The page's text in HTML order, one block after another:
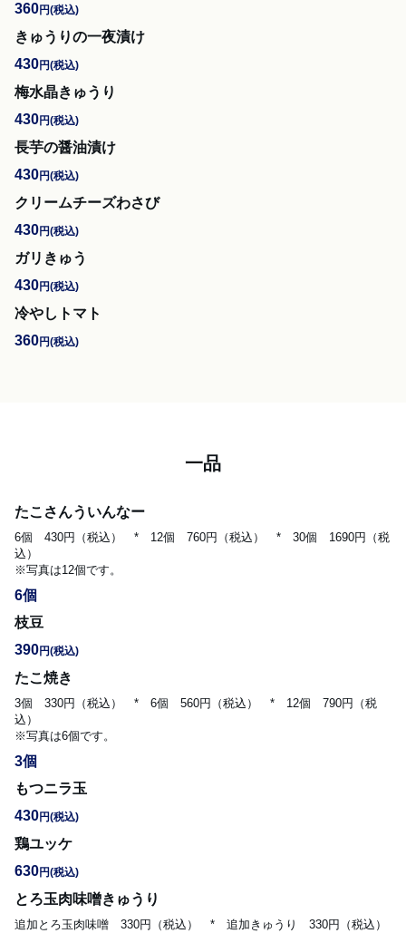
360円(税込)
きゅうりの一夜漬け
430円(税込)
梅水晶きゅうり
430円(税込)
長芋の醤油漬け
430円(税込)
クリームチーズわさび
430円(税込)
ガリきゅう
430円(税込)
冷やしトマト
360円(税込)
一品
たこさんういんなー
6個　430円（税込）　*　12個　760円（税込）　*　30個　1690円（税
込）
※写真は12個です。
6個
枝豆
390円(税込)
たこ焼き
3個　330円（税込）　*　6個　560円（税込）　*　12個　790円（税
込）
※写真は6個です。
3個
もつニラ玉
430円(税込)
鶏ユッケ
630円(税込)
とろ玉肉味噌きゅうり
追加とろ玉肉味噌　330円（税込）　*　追加きゅうり　330円（税込）